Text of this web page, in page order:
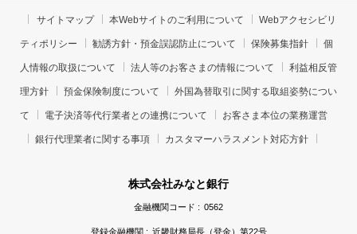
サイトマップ 本Webサイトのご利用について Webアクセシビリ
ティポリシー 勧誘方針・預金誤認防止について 保険募集指針 個
人情報の取扱について 法人等のお客さまの情報について 利益相反管
理方針 預金保険制度について 外国為替取引に関する取組姿勢につい
て 電子決済等代行業者との連携について お客さま本位の業務運営
銀行代理業者に関する事項 カスタマーハラスメント対応方針
株式会社みなと銀行
金融機関コード : 0562
登録金融機関 : 近畿財務局長（登金）第22号